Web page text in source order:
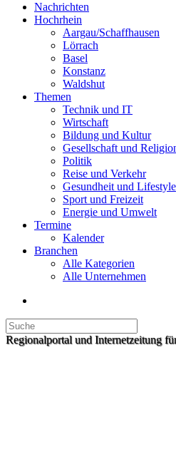
Nachrichten
Hochrhein
Aargau/Schaffhausen
Lörrach
Basel
Konstanz
Waldshut
Themen
Technik und IT
Wirtschaft
Bildung und Kultur
Gesellschaft und
Politik
Reise und Verkehr
Gesundheit und Lifestyle
Sport und Freizeit
Energie und Umwelt
Termine
Kalender
Branchen
Alle Kategorien
Alle Unternehmen
Regionalportal und Internetzeitung